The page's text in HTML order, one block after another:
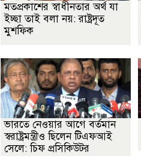
মতপ্রকাশের স্বাধীনতার অর্থ যা
ইচ্ছা তাই বলা নয়: রাষ্ট্রদূত
মুশফিক
ভারতে নেওয়ার আগে বর্তমান
স্বরাষ্ট্রমন্ত্রীও ছিলেন টিএফআই
সেলে: চিফ প্রসিকিউটর